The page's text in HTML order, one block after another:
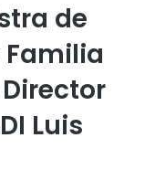
de
Familia
Luis